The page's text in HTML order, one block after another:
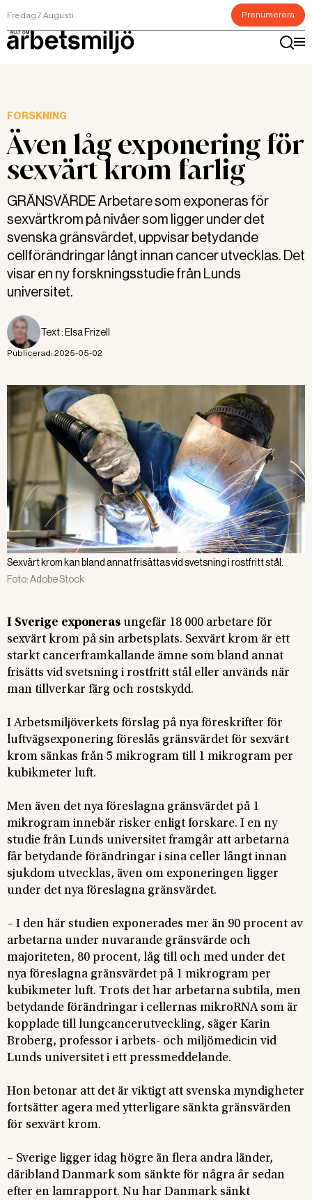
Fredag 7 Augusti Prenumerera
FORSKNING
Även låg exponering för
sexvärt krom farlig
GRÄNSVÄRDE Arbetare som exponeras för
sexvärtkrom på nivåer som ligger under det
svenska gränsvärdet, uppvisar betydande
cellförändringar långt innan cancer utvecklas. Det
visar en ny forskningsstudie från Lunds
universitet.
Text : Elsa Frizell
Publicerad: 2025-05-02
Sexvärt krom kan bland annat frisättas vid svetsning i rostfritt stål.
Foto:Adobe Stock
I Sverige exponeras ungefär 18 000 arbetare för
sexvärt krom på sin arbetsplats. Sexvärt krom är ett
starkt cancerframkallande ämne som bland annat
frisätts vid svetsning i rostfritt stål eller används när
man tillverkar färg och rostskydd.
I Arbetsmiljöverkets förslag på nya föreskrifter för
luftvägsexponering föreslås gränsvärdet för sexvärt
krom sänkas från 5 mikrogram till 1 mikrogram per
kubikmeter luft.
Men även det nya föreslagna gränsvärdet på 1
mikrogram innebär risker enligt forskare. I en ny
studie från Lunds universitet framgår att arbetarna
får betydande förändringar i sina celler långt innan
sjukdom utvecklas, även om exponeringen ligger
under det nya föreslagna gränsvärdet.
– I den här studien exponerades mer än 90 procent av
arbetarna under nuvarande gränsvärde och
majoriteten, 80 procent, låg till och med under det
nya föreslagna gränsvärdet på 1 mikrogram per
kubikmeter luft. Trots det har arbetarna subtila, men
betydande förändringar i cellernas mikroRNA som är
kopplade till lungcancerutveckling, säger Karin
Broberg, professor i arbets- och miljömedicin vid
Lunds universitet i ett pressmeddelande.
Hon betonar att det är viktigt att svenska myndigheter
fortsätter agera med ytterligare sänkta gränsvärden
för sexvärt krom.
– Sverige ligger idag högre än flera andra länder,
däribland Danmark som sänkte för några år sedan
efter en lamrapport. Nu har Danmark sänkt